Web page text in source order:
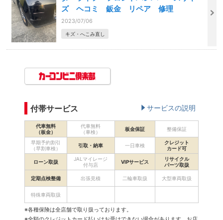
ズ ヘコミ 鈑金 リペア 修理
2023/07/06
キズ・へこみ直し
付帯サービス サービスの説明
代車無料
（板金）
代車無料
（車検）
板金保証 整備保証
早期予約割引
（早割車検）
引取・納車 一日車検
クレジット
カード可
ローン取扱
JALマイレージ
付与店
VIPサービス
リサイクル
パーツ取扱
定期点検整備 出張見積 二輪車取扱 大型車両取扱
特殊車両取扱
※各種保険は全店舗で取り扱っております。